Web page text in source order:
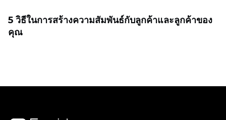
5 วิธีในการสร้างความสัมพันธ์กับลูกค้าและลูกค้าของ
คุณ